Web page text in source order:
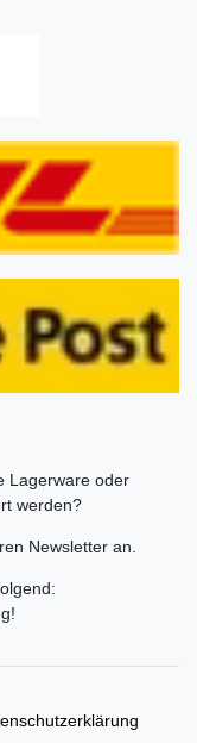
Lagerware oder
werden?
Newsletter an.
!